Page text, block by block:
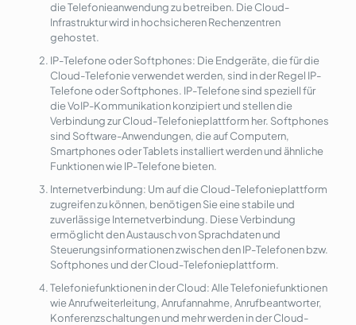
die Telefonieanwendung zu betreiben. Die Cloud-
Infrastruktur wird in hochsicheren Rechenzentren
gehostet.
IP-Telefone oder Softphones: Die Endgeräte, die für die
Cloud-Telefonie verwendet werden, sind in der Regel IP-
Telefone oder Softphones. IP-Telefone sind speziell für
die VoIP-Kommunikation konzipiert und stellen die
Verbindung zur Cloud-Telefonieplattform her. Softphones
sind Software-Anwendungen, die auf Computern,
Smartphones oder Tablets installiert werden und ähnliche
Funktionen wie IP-Telefone bieten.
Internetverbindung: Um auf die Cloud-Telefonieplattform
zugreifen zu können, benötigen Sie eine stabile und
zuverlässige Internetverbindung. Diese Verbindung
ermöglicht den Austausch von Sprachdaten und
Steuerungsinformationen zwischen den IP-Telefonen bzw.
Softphones und der Cloud-Telefonieplattform.
Telefoniefunktionen in der Cloud: Alle Telefoniefunktionen
wie Anrufweiterleitung, Anrufannahme, Anrufbeantworter,
Konferenzschaltungen und mehr werden in der Cloud-